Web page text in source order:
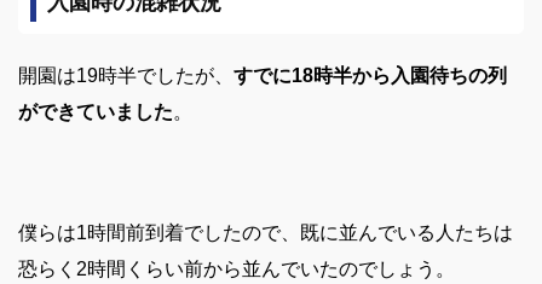
開園は19時半でしたが、 すでに18時半から入園待ちの列
ができていました。
僕らは1時間前到着でしたので、既に並んでいる人たちは
恐らく2時間くらい前から並んでいたのでしょう。